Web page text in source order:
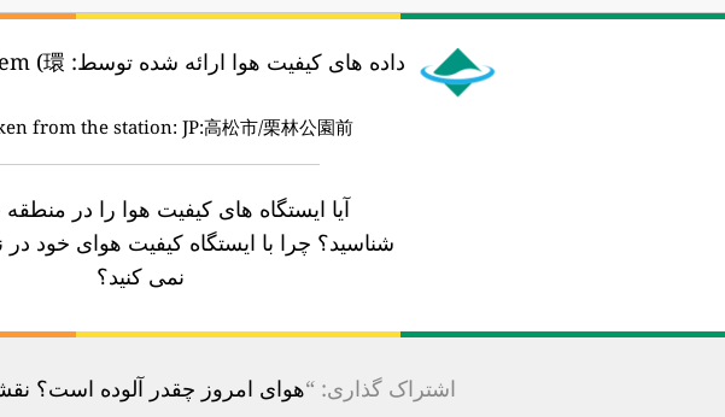
داده های کیفیت هوا ارائه شده توسط: (環
from the station: JP:高松市/栗林公園前
آیا ایستگاه های کیفیت هوا را در
شناسید؟ چرا با ایستگاه کیفیت هوای خود
نمی کنید؟
اشتراک گذاری: “هوای امروز چقدر آلوده است؟ نقشه